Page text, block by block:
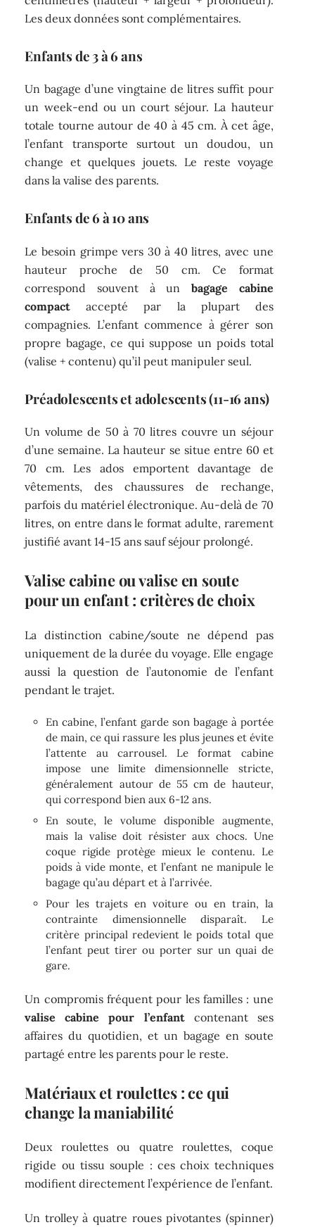
Les deux données sont complémentaires.
Enfants de 3 à 6 ans
Un bagage d’une vingtaine de litres suffit pour
un week-end ou un court séjour. La hauteur
totale tourne autour de 40 à 45 cm. À cet âge,
l’enfant transporte surtout un doudou, un
change et quelques jouets. Le reste voyage
dans la valise des parents.
Enfants de 6 à 10 ans
Le besoin grimpe vers 30 à 40 litres, avec une
hauteur proche de 50 cm. Ce format
correspond souvent à un bagage cabine
compact accepté par la plupart des
compagnies. L’enfant commence à gérer son
propre bagage, ce qui suppose un poids total
(valise + contenu) qu’il peut manipuler seul.
Préadolescents et adolescents (11-16 ans)
Un volume de 50 à 70 litres couvre un séjour
d’une semaine. La hauteur se situe entre 60 et
70 cm. Les ados emportent davantage de
vêtements, des chaussures de rechange,
parfois du matériel électronique. Au-delà de 70
litres, on entre dans le format adulte, rarement
justifié avant 14-15 ans sauf séjour prolongé.
Valise cabine ou valise en soute
pour un enfant : critères de choix
La distinction cabine/soute ne dépend pas
uniquement de la durée du voyage. Elle engage
aussi la question de l’autonomie de l’enfant
pendant le trajet.
En cabine, l’enfant garde son bagage à portée
de main, ce qui rassure les plus jeunes et évite
l’attente au carrousel. Le format cabine
impose une limite dimensionnelle stricte,
généralement autour de 55 cm de hauteur,
qui correspond bien aux 6-12 ans.
En soute, le volume disponible augmente,
mais la valise doit résister aux chocs. Une
coque rigide protège mieux le contenu. Le
poids à vide monte, et l’enfant ne manipule le
bagage qu’au départ et à l’arrivée.
Pour les trajets en voiture ou en train, la
contrainte dimensionnelle disparaît. Le
critère principal redevient le poids total que
l’enfant peut tirer ou porter sur un quai de
gare.
Un compromis fréquent pour les familles : une
valise cabine pour l’enfantcontenant ses
affaires du quotidien, et un bagage en soute
partagé entre les parents pour le reste.
Matériaux et roulettes : ce qui
change la maniabilité
Deux roulettes ou quatre roulettes, coque
rigide ou tissu souple : ces choix techniques
modifient directement l’expérience de l’enfant.
Un trolley à quatre roues pivotantes (spinner)